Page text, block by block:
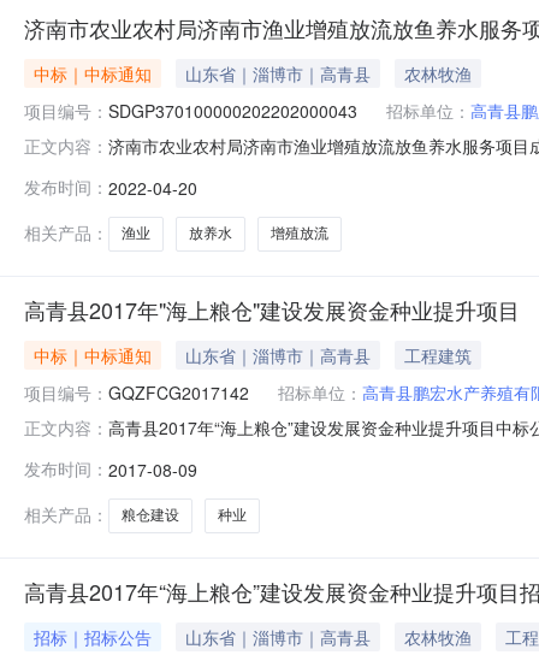
济南市农业农村局济南市渔业增殖放流放鱼养水服务
中标｜中标通知 山东省｜淄博市｜高青县
农林牧渔
项目编号： SDGP370100000202202000043 招标单位： 高青县
正文内容： 济南市农业农村局济南市渔业增殖放流放鱼养水服务项
2022CGFW01C5053五、公告发布日期：2022-04-07六
发布时间： 2022-04-20
相关产品：
渔业 放养水 增殖放流
高青县2017年"海上粮仓"建设发展资金种业提升项目
中标｜中标通知 山东省｜淄博市｜高青县
工程建筑
项目编号： GQZFCG2017142 招标单位： 高青县鹏宏水产养殖有
正文内容： 高青县2017年“海上粮仓”建设发展资金种业提升项目中
金种业提升项目高青县田兴建工有限责任公司高青县城
发布时间： 2017-08-09
相关产品：
粮仓建设 种业
高青县2017年“海上粮仓”建设发展资金种业提升项目
招标｜招标公告 山东省｜淄博市｜高青县 农林牧渔
工程